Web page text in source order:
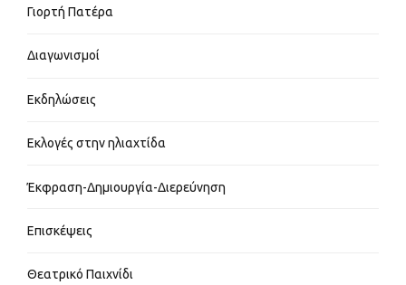
Γιορτή Πατέρα
Διαγωνισμοί
Εκδηλώσεις
Εκλογές στην ηλιαχτίδα
Έκφραση-Δημιουργία-Διερεύνηση
Επισκέψεις
Θεατρικό Παιχνίδι